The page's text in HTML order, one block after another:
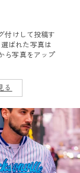
付けして投稿す
ばれた写真は
ら写真をアップ
る